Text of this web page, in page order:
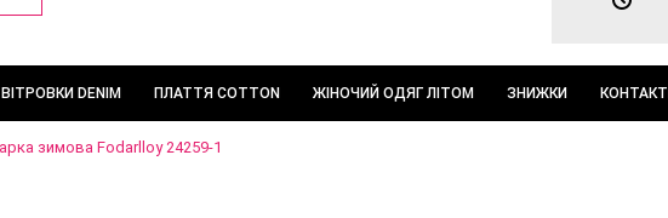
ВІТРОВКИ DENIM ПЛАТТЯ COTTON ЖІНОЧИЙ ОДЯГ ЛІТОМ ЗНИЖКИ
зимова Fodarlloy 24259-1